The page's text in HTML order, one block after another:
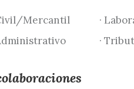
Mercantil
·
·